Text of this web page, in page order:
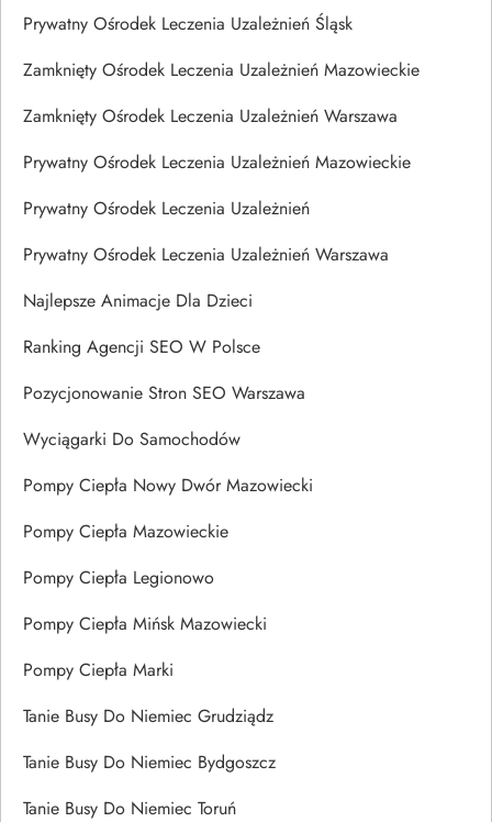
Prywatny Ośrodek Leczenia Uzależnień Śląsk
Zamknięty Ośrodek Leczenia Uzależnień Mazowieckie
Zamknięty Ośrodek Leczenia Uzależnień Warszawa
Prywatny Ośrodek Leczenia Uzależnień Mazowieckie
Prywatny Ośrodek Leczenia Uzależnień
Prywatny Ośrodek Leczenia Uzależnień Warszawa
Najlepsze Animacje Dla Dzieci
Ranking Agencji SEO W Polsce
Pozycjonowanie Stron SEO Warszawa
Wyciągarki Do Samochodów
Pompy Ciepła Nowy Dwór Mazowiecki
Pompy Ciepła Mazowieckie
Pompy Ciepła Legionowo
Pompy Ciepła Mińsk Mazowiecki
Pompy Ciepła Marki
Tanie Busy Do Niemiec Grudziądz
Tanie Busy Do Niemiec Bydgoszcz
Tanie Busy Do Niemiec Toruń